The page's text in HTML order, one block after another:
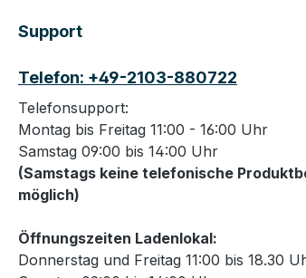
Support
Telefon: +49-2103-880722
Telefonsupport:
Montag bis Freitag 11:00 - 16:00 Uhr
Samstag 09:00 bis 14:00 Uhr
(Samstags keine telefonische
möglich)
Öffnungszeiten Ladenlokal:
Donnerstag und Freitag 11:00 bis 18.30